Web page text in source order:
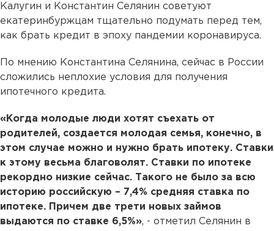
Калугин и Константин Селянин советуют
екатеринбуржцам тщательно подумать перед тем,
как брать кредит в эпоху пандемии коронавируса.
По мнению Константина Селянина, сейчас в России
сложились неплохие условия для получения
ипотечного кредита.
«Когда молодые люди хотят съехать от
родителей, создается молодая семья, конечно, в
этом случае можно и нужно брать ипотеку. Ставки
к этому весьма благоволят. Ставки по ипотеке
рекордно низкие сейчас. Такого не было за всю
историю российскую – 7,4% средняя ставка по
ипотеке. Причем две трети новых займов
выдаются по ставке 6,5%», - отметил Селянин в